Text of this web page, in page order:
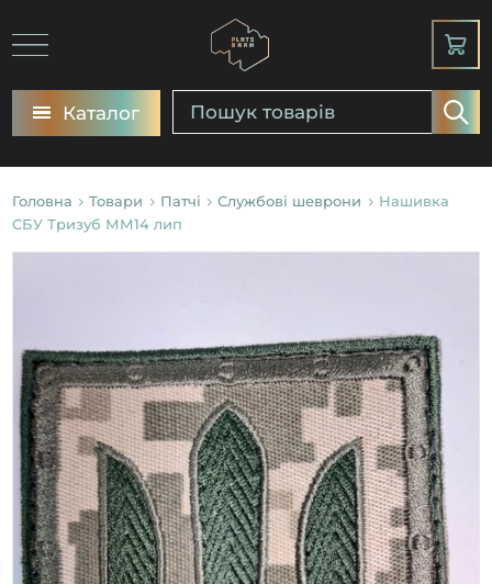
Каталог
Головна Товари Патчі Службові шеврони
Нашивка
СБУ Тризуб ММ14 лип